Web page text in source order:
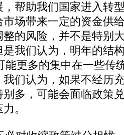
帮助我们国家进入转
场带来一定的资金供
的风险，并不是特别
我们认为，明年的结
能更多的集中在一些传
们认为，如果不经历
多，可能会面临政策
。